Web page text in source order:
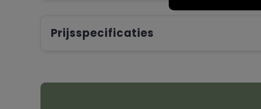
Prijsspecificaties